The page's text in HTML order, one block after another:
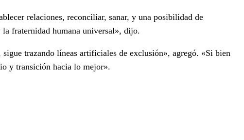
relaciones, reconciliar, sanar, y una posibilidad de
fraternidad humana universal», dijo.
trazando líneas artificiales de exclusión», agregó. «Si bien
y transición hacia lo mejor».